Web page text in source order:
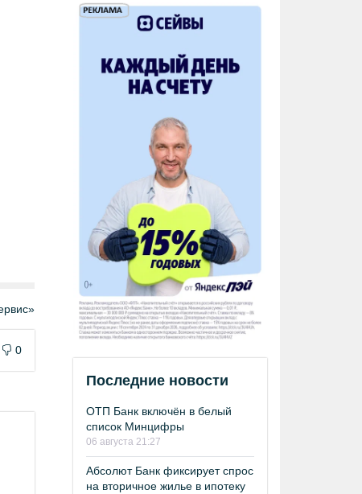
0
Последние новости
ОТП Банк включён в белый
список Минцифры
06 августа 21:27
Абсолют Банк фиксирует спрос
на вторичное жилье в ипотеку